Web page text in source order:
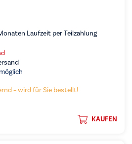
Laufzeit per Teilzahlung
– wird für Sie bestellt!
KAUFEN